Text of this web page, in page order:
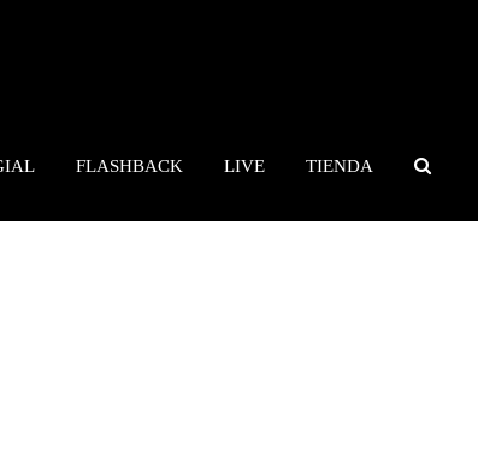
FLASHBACK LIVE TIENDA